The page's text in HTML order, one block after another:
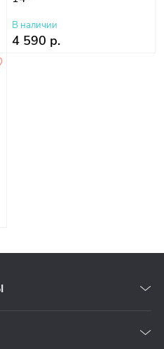
В наличии
4 590 р.